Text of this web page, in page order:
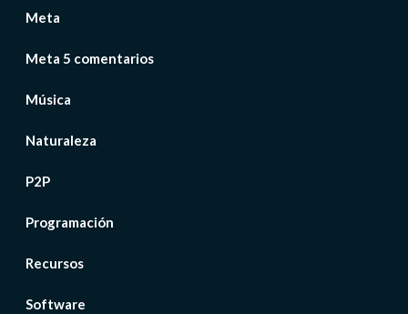
Meta
Meta 5 comentarios
Música
Naturaleza
P2P
Programación
Recursos
Software